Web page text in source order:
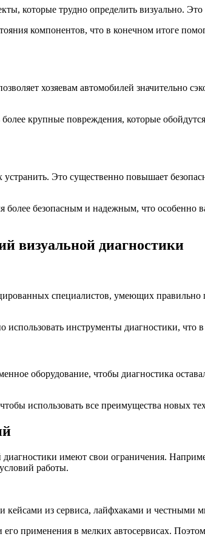
которые трудно определить визуально.
компонентов, что в конечном итоге
хозяевам автомобилей значительно
крупные повреждения, которые
Это существенно повышает
безопасным и надежным, что особенно
визуальной диагностики
специалистов, умеющих
инструменты диагностики, что
оборудование, чтобы диагностика
использовать все преимущества новых
имеют свои ограничения.
работы.
из сервиса, лайфхаками и честными
применения в мелких автосервисах.